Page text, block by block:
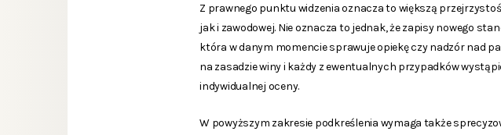
Z prawnego punktu widzenia oznacza to większą
jak i zawodowej. Nie oznacza to jednak, że zapisy nowego
która w danym momencie sprawuje opiekę czy nadzór nad
na zasadzie winy i każdy z ewentualnych przypadków
indywidualnej oceny.
W powyższym zakresie podkreślenia wymaga także